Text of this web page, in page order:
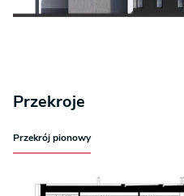
Przekroje
Przekrój pionowy